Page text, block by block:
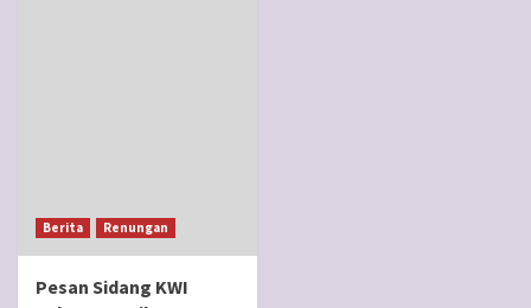
Berita Renungan
Pesan Sidang KWI